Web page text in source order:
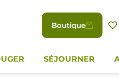
Boutique
SÉJOURNER